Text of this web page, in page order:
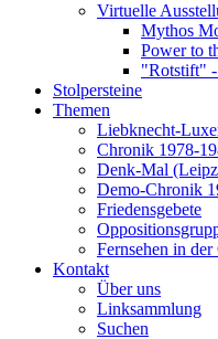
Virtuelle
Mythos
Power to
"Rotstift"
Stolpersteine
Themen
Liebknecht-
Chronik 1978-
Denk-Mal
Demo-Chronik
Friedensgebete
Fernsehen in
Kontakt
Über uns
Linksammlung
Suchen